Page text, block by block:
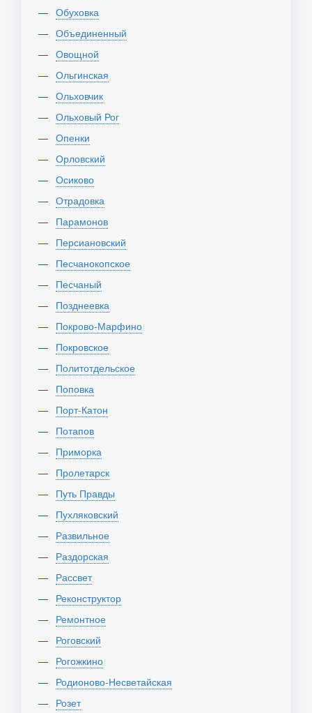
Обуховка
Объединенный
Овощной
Ольгинская
Ольховчик
Ольховый Рог
Опенки
Орловский
Осиково
Отрадовка
Парамонов
Персиановский
Песчанокопское
Песчаный
Позднеевка
Покрово-Марфино
Покровское
Политотдельское
Поповка
Порт-Катон
Потапов
Приморка
Пролетарск
Путь Правды
Пухляковский
Развильное
Раздорская
Рассвет
Реконструктор
Ремонтное
Роговский
Рогожкино
Родионово-Несветайская
Розет